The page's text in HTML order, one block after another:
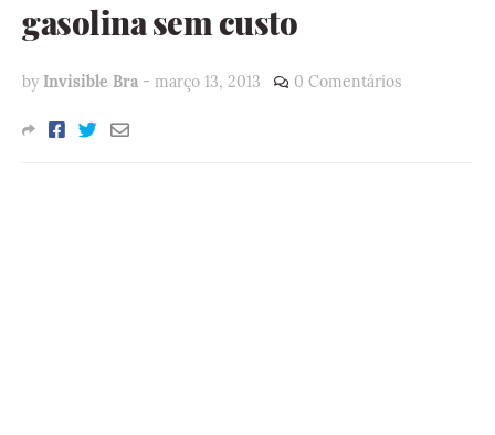
gasolina sem custo
by Invisible Bra - março 13, 2013 0 Comentários